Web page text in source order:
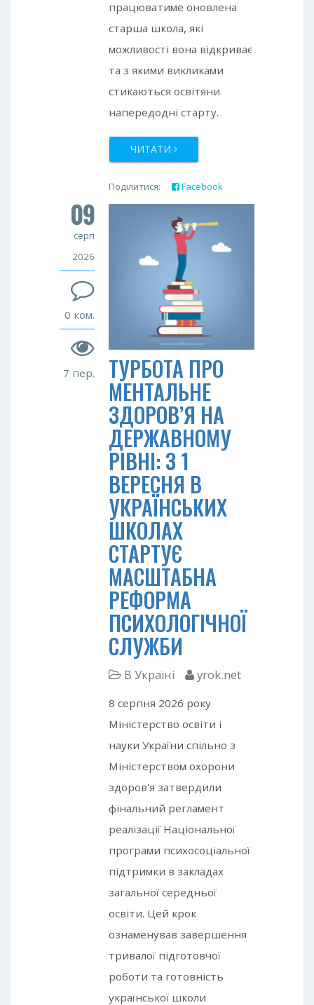
працюватиме оновлена
старша школа, які
можливості вона відкриває
та з якими викликами
стикаються освітяни
напередодні старту.
ЧИТАТИ
Поділитися:
Facebook
Twitter
Google+
09
серп
2026
0 ком.
7 пер. ТУРБОТА ПРО
МЕНТАЛЬНЕ
ЗДОРОВ’Я НА
ДЕРЖАВНОМУ
РІВНІ: З 1
ВЕРЕСНЯ В
УКРАЇНСЬКИХ
ШКОЛАХ
СТАРТУЄ
МАСШТАБНА
РЕФОРМА
ПСИХОЛОГІЧНОЇ
СЛУЖБИ
В Україні yrok.net
8 серпня 2026 року
Міністерство освіти і
науки України спільно з
Міністерством охорони
здоров'я затвердили
фінальний регламент
реалізації Національної
програми психосоціальної
підтримки в закладах
загальної середньої
освіти. Цей крок
ознаменував завершення
тривалої підготовчої
роботи та готовність
української школи